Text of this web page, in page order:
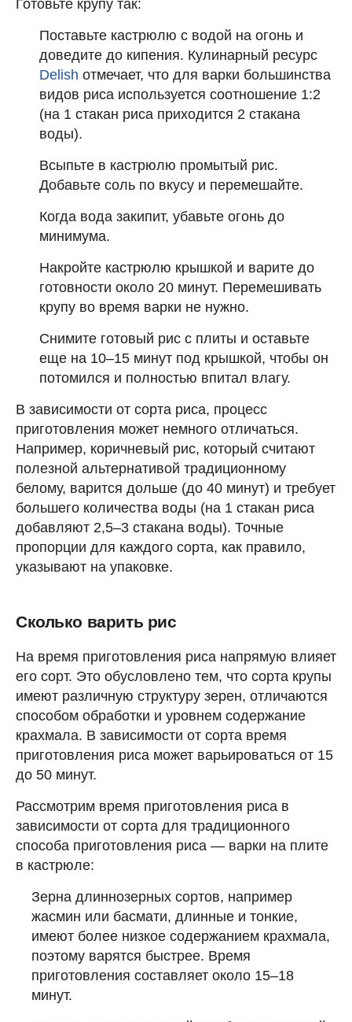
Готовьте крупу так:
Поставьте кастрюлю с водой на огонь и
доведите до кипения. Кулинарный ресурс
Delish отмечает, что для варки большинства
видов риса используется соотношение 1:2
(на 1 стакан риса приходится 2 стакана
воды).
Всыпьте в кастрюлю промытый рис.
Добавьте соль по вкусу и перемешайте.
Когда вода закипит, убавьте огонь до
минимума.
Накройте кастрюлю крышкой и варите до
готовности около 20 минут. Перемешивать
крупу во время варки не нужно.
Снимите готовый рис с плиты и оставьте
еще на 10–15 минут под крышкой, чтобы он
потомился и полностью впитал влагу.
В зависимости от сорта риса, процесс
приготовления может немного отличаться.
Например, коричневый рис, который считают
полезной альтернативой традиционному
белому, варится дольше (до 40 минут) и требует
большего количества воды (на 1 стакан риса
добавляют 2,5–3 стакана воды). Точные
пропорции для каждого сорта, как правило,
указывают на упаковке.
Сколько варить рис
На время приготовления риса напрямую влияет
его сорт. Это обусловлено тем, что сорта крупы
имеют различную структуру зерен, отличаются
способом обработки и уровнем содержание
крахмала. В зависимости от сорта время
приготовления риса может варьироваться от 15
до 50 минут.
Рассмотрим время приготовления риса в
зависимости от сорта для традиционного
способа приготовления риса — варки на плите
в кастрюле:
Зерна длиннозерных сортов, например
жасмин или басмати, длинные и тонкие,
имеют более низкое содержанием крахмала,
поэтому варятся быстрее. Время
приготовления составляет около 15–18
минут.